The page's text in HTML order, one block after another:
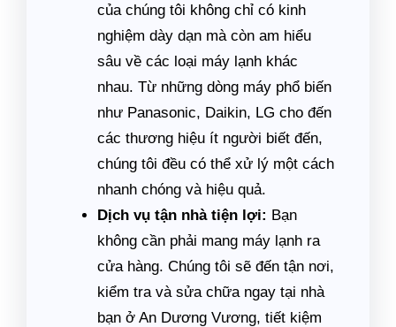
của chúng tôi không chỉ có kinh
nghiệm dày dạn mà còn am hiểu
sâu về các loại máy lạnh khác
nhau. Từ những dòng máy phổ biến
như Panasonic, Daikin, LG cho đến
các thương hiệu ít người biết đến,
chúng tôi đều có thể xử lý một cách
nhanh chóng và hiệu quả.
Dịch vụ tận nhà tiện lợi: Bạn
không cần phải mang máy lạnh ra
cửa hàng. Chúng tôi sẽ đến tận nơi,
kiểm tra và sửa chữa ngay tại nhà
bạn ở An Dương Vương, tiết kiệm